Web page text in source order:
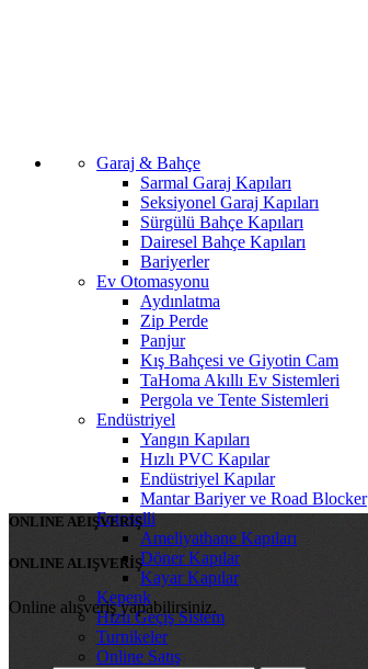
Garaj & Bahçe
Sarmal Garaj Kapıları
Seksiyonel Garaj Kapıları
Sürgülü Bahçe Kapıları
Dairesel Bahçe Kapıları
Bariyerler
Ev Otomasyonu
Aydınlatma
Zip Perde
Panjur
Kış Bahçesi ve Giyotin Cam
TaHoma Akıllı Ev Sistemleri
Pergola ve Tente Sistemleri
Endüstriyel
Yangın Kapıları
Hızlı PVC Kapılar
Endüstriyel Kapılar
Mantar Bariyer ve Road Blocker
Fotoselli
Ameliyathane Kapıları
Döner Kapılar
Kayar Kapılar
Kepenk
Hızlı Geçiş Sistem
Turnikeler
Online Satış
ONLINE ALIŞVERİŞ
ONLINE ALIŞVERİŞ
Online alışveriş yapabilirsiniz.